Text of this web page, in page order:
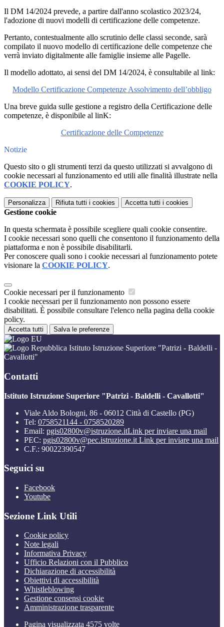
Il DM 14/2024 prevede, a partire dall'anno scolastico 2023/24,
l'adozione di nuovi modelli di certificazione delle competenze.
Pertanto, contestualmente allo scrutinio delle classi seconde, sarà
compilato il nuovo modello di certificazione delle competenze che
verrà inviato digitalmente alle famiglie insieme alle Pagelle.
Il modello adottato, ai sensi del DM 14/2024, è consultabile al link:
Modello Certificazione Competenze Assolvimento dell’obbligo
Una breve guida sulle gestione a registro della Certificazione delle
competenze, è disponibile al linK:
Certificazione delle Competenze
Notizie
Questo sito o gli strumenti terzi da questo utilizzati si avvalgono di
cookie necessari al funzionamento ed utili alle finalità illustrate nella
COOKIE POLICY.
Personalizza Rifiuta tutti i cookies Accetta tutti i cookies
Gestione cookie
In questa schermata è possibile scegliere quali cookie consentire.
I cookie necessari sono quelli che consentono il funzionamento della
piattaforma e non è possibile disabilitarli.
Per conoscere quali sono i cookie necessari al funzionamento potete
visionare la COOKIE POLICY.
Cookie necessari per il funzionamento
I cookie necessari per il funzionamento non possono essere
disabilitati. È possibile consultare l'elenco nella pagina della cookie
policy.
Accetta tutti Salva le preferenze
Istituto Istruzione Superiore "Patrizi - Baldelli -
Cavallotti"
Contatti
Istituto Istruzione Superiore "Patrizi - Baldelli - Cavallotti"
Viale Aldo Bologni, 86 - 06012 Città di Castello (PG)
Tel: 0758521144 - 0758520289
Email: pgis02800v@istruzione.itLink per inviare una mail
PEC: pgis02800v@pec.istruzione.it Link per inviare una mail
C.F.: 90022390547
Seguici su
Facebook
Youtube
Sezione Link Utili
Cookie policy
Note legali
Informativa Privacy
Ufficio Relazioni con il Pubblico
Dichiarazione di accessibilità
Obiettivi di accessibilità
Whistleblowing
Gestione consensi cookie
Amministrazione trasparente
Pagina visualizzata 4575 volte